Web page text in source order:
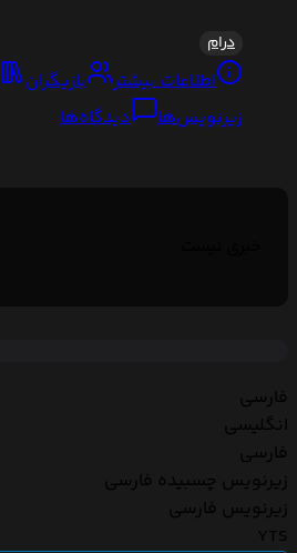
درام
اطلاعات بیشتر بازیگران
زیرنویس‌ها
دیدگاه‌ها
فارسی
انگلیسی
فارسی
زیرنویس چسبیده فارسی
زیرنویس فارسی
YTS